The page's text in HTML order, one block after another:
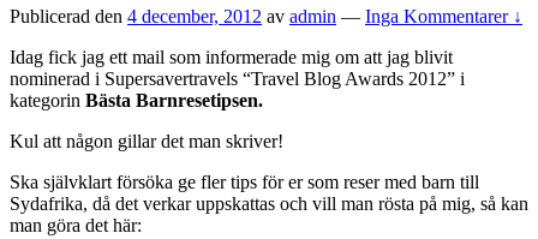
Publicerad den 4 december, 2012 av admin — Inga Kommentarer ↓
Idag fick jag ett mail som informerade mig om att jag blivit
nominerad i Supersavertravels “Travel Blog Awards 2012” i
kategorin Bästa Barnresetipsen.
Kul att någon gillar det man skriver!
Ska självklart försöka ge fler tips för er som reser med barn till
Sydafrika, då det verkar uppskattas och vill man rösta på mig, så kan
man göra det här: